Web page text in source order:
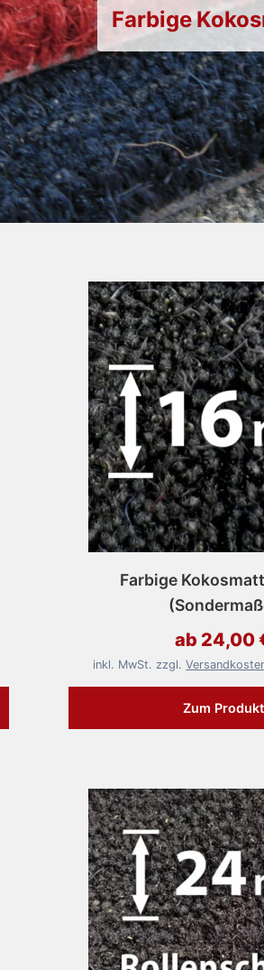
Farbige
Farbige
ab 24,00
inkl. MwSt. zzgl.
Zum Produkt